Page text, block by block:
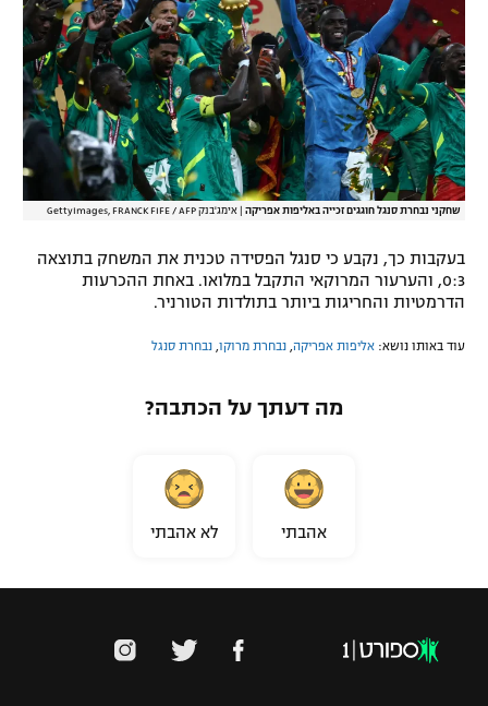
שחקני נבחרת סנגל חוגגים זכייה באליפות אפריקה אימג'בנק GettyImages, FRANCK FIFE / AFP
בעקבות כך, נקבע כי סנגל הפסידה טכנית את המשחק בתוצאה
0:3, והערעור המרוקאי התקבל במלואו. באחת ההכרעות
הדרמטיות והחריגות ביותר בתולדות הטורניר.
עוד באותו נושא: אליפות אפריקה נבחרת מרוקו נבחרת סנגל
מה דעתך על הכתבה?
אהבתי לא אהבתי